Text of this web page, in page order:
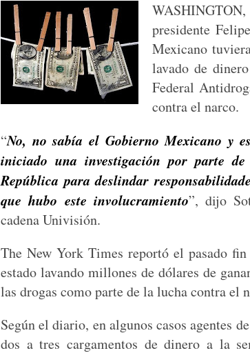
presidente
Mexicano
lavado de
Federal
contra el narco.
“No, no sabía el Gobierno Mexicano y
iniciado una investigación por parte
República para deslindar
que hubo este involucramiento”, dijo
cadena Univisión.
The New York Times reportó el pasado
estado lavando millones de dólares de
las drogas como parte de la lucha contra el
Según el diario, en algunos casos agentes
dos a tres cargamentos de dinero a la